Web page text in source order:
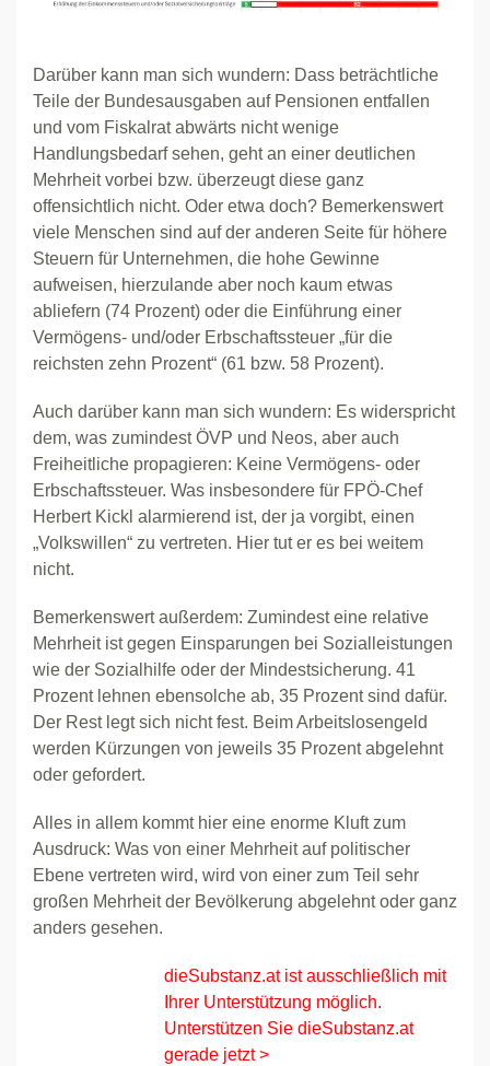
Darüber kann man sich wundern: Dass beträchtliche
Teile der Bundesausgaben auf Pensionen entfallen
und vom Fiskalrat abwärts nicht wenige
Handlungsbedarf sehen, geht an einer deutlichen
Mehrheit vorbei bzw. überzeugt diese ganz
offensichtlich nicht. Oder etwa doch? Bemerkenswert
viele Menschen sind auf der anderen Seite für höhere
Steuern für Unternehmen, die hohe Gewinne
aufweisen, hierzulande aber noch kaum etwas
abliefern (74 Prozent) oder die Einführung einer
Vermögens- und/oder Erbschaftssteuer „für die
reichsten zehn Prozent“ (61 bzw. 58 Prozent).
Auch darüber kann man sich wundern: Es widerspricht
dem, was zumindest ÖVP und Neos, aber auch
Freiheitliche propagieren: Keine Vermögens- oder
Erbschaftssteuer. Was insbesondere für FPÖ-Chef
Herbert Kickl alarmierend ist, der ja vorgibt, einen
„Volkswillen“ zu vertreten. Hier tut er es bei weitem
nicht.
Bemerkenswert außerdem: Zumindest eine relative
Mehrheit ist gegen Einsparungen bei Sozialleistungen
wie der Sozialhilfe oder der Mindestsicherung. 41
Prozent lehnen ebensolche ab, 35 Prozent sind dafür.
Der Rest legt sich nicht fest. Beim Arbeitslosengeld
werden Kürzungen von jeweils 35 Prozent abgelehnt
oder gefordert.
Alles in allem kommt hier eine enorme Kluft zum
Ausdruck: Was von einer Mehrheit auf politischer
Ebene vertreten wird, wird von einer zum Teil sehr
großen Mehrheit der Bevölkerung abgelehnt oder ganz
anders gesehen.
dieSubstanz.at ist ausschließlich mit
Ihrer Unterstützung möglich.
Unterstützen Sie dieSubstanz.at
gerade jetzt >